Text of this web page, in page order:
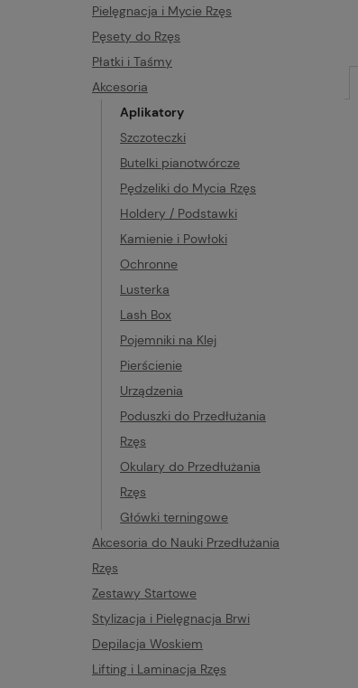
Pielęgnacja i Mycie Rzęs
Pęsety do Rzęs
Płatki i Taśmy
Akcesoria
Aplikatory
Szczoteczki
Butelki pianotwórcze
Pędzeliki do Mycia Rzęs
Holdery / Podstawki
Kamienie i Powłoki
Ochronne
Lusterka
Lash Box
Pojemniki na Klej
Pierścienie
Urządzenia
Poduszki do Przedłużania
Rzęs
Okulary do Przedłużania
Rzęs
Główki terningowe
Akcesoria do Nauki Przedłużania
Rzęs
Zestawy Startowe
Stylizacja i Pielęgnacja Brwi
Depilacja Woskiem
Lifting i Laminacja Rzęs